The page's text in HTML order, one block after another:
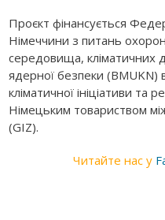
Проєкт фінансується
Німеччини з питань
середовища, кліматичних
ядерної безпеки (BMUKN)
кліматичної ініціативи та
Німецьким товариством
(GIZ).
Читайте нас у